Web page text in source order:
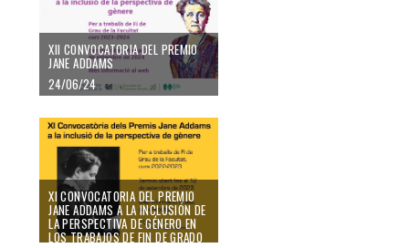
XII CONVOCATORIA DEL PREMIO
JANE ADDAMS
24/06/24
XI CONVOCATORIA DEL PREMIO
JANE ADDAMS A LA INCLUSIÓN DE
LA PERSPECTIVA DE GÉNERO EN
LOS TRABAJOS DE FIN DE GRADO